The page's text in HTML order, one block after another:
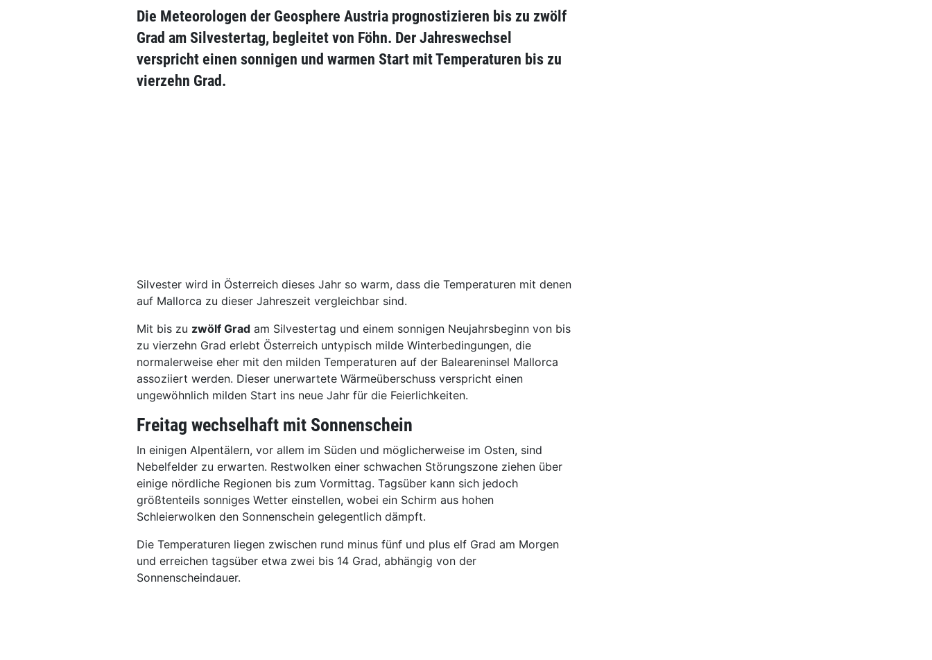
Die Meteorologen der Geosphere Austria prognostizieren bis zu zwölf
Grad am Silvestertag, begleitet von Föhn. Der Jahreswechsel
verspricht einen sonnigen und warmen Start mit Temperaturen bis zu
vierzehn Grad.
Silvester wird in Österreich dieses Jahr so warm, dass die Temperaturen mit denen
auf Mallorca zu dieser Jahreszeit vergleichbar sind.
Mit bis zu zwölf Grad am Silvestertag und einem sonnigen Neujahrsbeginn von bis
zu vierzehn Grad erlebt Österreich untypisch milde Winterbedingungen, die
normalerweise eher mit den milden Temperaturen auf der Baleareninsel Mallorca
assoziiert werden. Dieser unerwartete Wärmeüberschuss verspricht einen
ungewöhnlich milden Start ins neue Jahr für die Feierlichkeiten.
Freitag wechselhaft mit Sonnenschein
In einigen Alpentälern, vor allem im Süden und möglicherweise im Osten, sind
Nebelfelder zu erwarten. Restwolken einer schwachen Störungszone ziehen über
einige nördliche Regionen bis zum Vormittag. Tagsüber kann sich jedoch
größtenteils sonniges Wetter einstellen, wobei ein Schirm aus hohen
Schleierwolken den Sonnenschein gelegentlich dämpft.
Die Temperaturen liegen zwischen rund minus fünf und plus elf Grad am Morgen
und erreichen tagsüber etwa zwei bis 14 Grad, abhängig von der
Sonnenscheindauer.